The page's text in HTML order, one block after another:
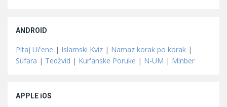
ANDROID
Pitaj Učene | Islamski Kviz | Namaz korak po korak |
Sufara | Tedžvid | Kur'anske Poruke | N-UM | Minber
APPLE iOS